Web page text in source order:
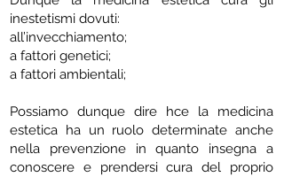
inestetismi dovuti:
all’invecchiamento;
a fattori genetici;
a fattori ambientali;
Possiamo dunque dire hce la medicina
estetica ha un ruolo determinate anche
nella prevenzione in quanto insegna a
conoscere e prendersi cura del proprio